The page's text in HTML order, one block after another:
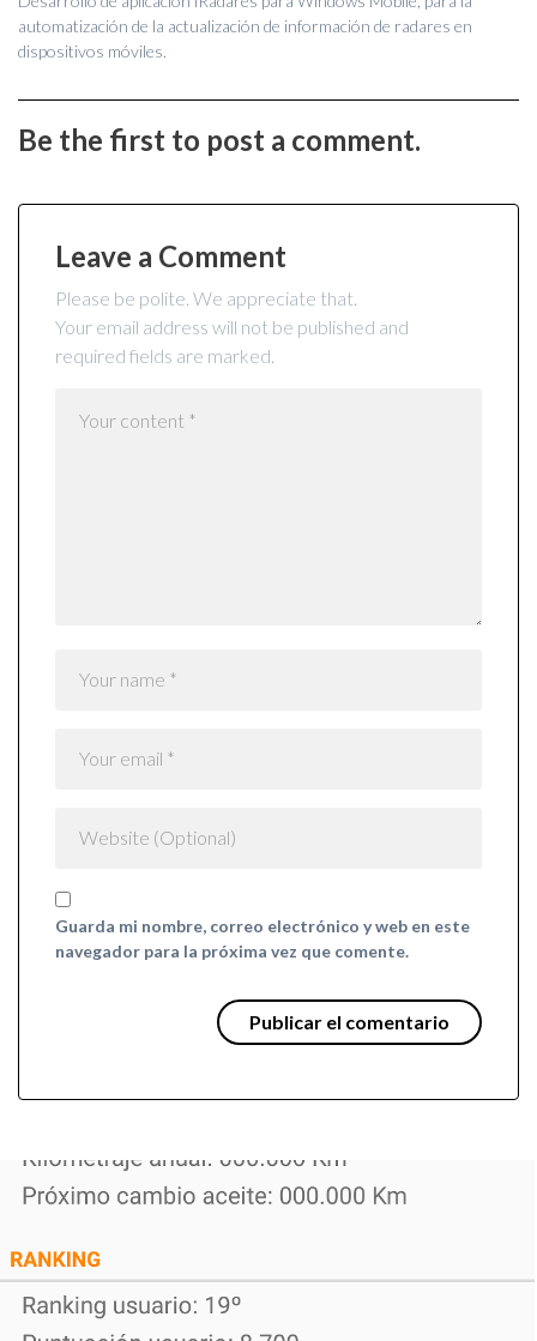
automatización de la actualización de información de radares en
dispositivos móviles.
Be the first to post a comment.
Leave a Comment
Please be polite. We appreciate that.
Your email address will not be published and
required fields are marked.
Guarda mi nombre, correo electrónico y web en este
navegador para la próxima vez que comente.